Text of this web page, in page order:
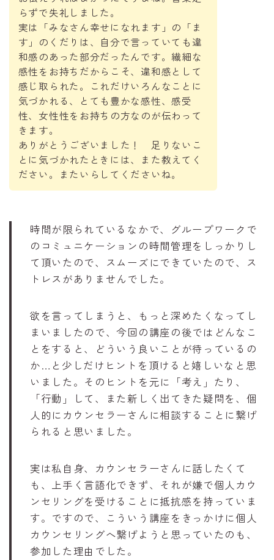
らずで失礼しました。
実は「みなさん幸せになれます」の「ま
す」のくだりは、自分で言っていても違
和感のあった部分だったんです。繊細な
感性をお持ちだからこそ、違和感として
感じ取られた。これだけいろんなことに
気づかれる、とても豊かな感性、感受
性、女性性をお持ちの方なのが伝わって
きます。
ありがとうございました！ 足りないこ
とに気づかれたときには、また教えてく
ださい。またいらしてくださいね。
時間が限られているなかで、グループワークで
のコミュニケーションの時間管理をしっかりし
て頂いたので、スムーズにできていたので、ス
トレスがありませんでした。
欲を言ってしまうと、もっと深めたくなってし
まいましたので、今回の講座の後ではどんなこ
とをすると、どういう良いことが待っているの
か…と少しだけヒントを頂けると嬉しいなと思
いました。そのヒントを元に「考え」たり、
「行動」して、また新しく出てきた疑問を、個
人的にカウンセラーさんに相談することに繋げ
られると思いました。
実は私自身、カウンセラーさんに話したくて
も、上手く言語化できず、それが嫌で個人カウ
ンセリングを受けることに抵抗感を持っていま
す。ですので、こういう講座をきっかけに個人
カウンセリングへ繋げようと思っていたのも、
参加した理由でした。